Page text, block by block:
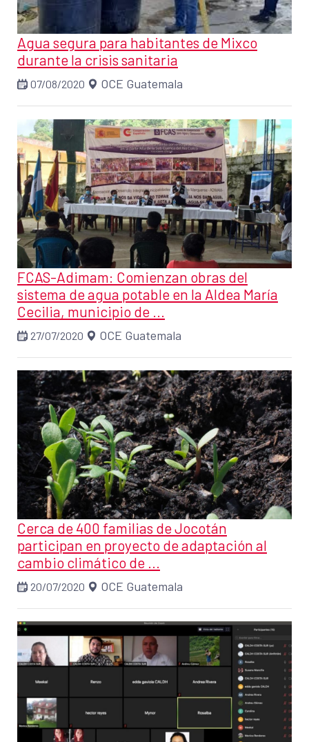
Agua segura para habitantes de Mixco
durante la crisis sanitaria
07/08/2020 OCE Guatemala
FCAS-Adimam: Comienzan obras del
sistema de agua potable en la Aldea María
Cecilia, municipio de ...
27/07/2020 OCE Guatemala
Cerca de 400 familias de Jocotán
participan en proyecto de adaptación al
cambio climático de ...
20/07/2020 OCE Guatemala